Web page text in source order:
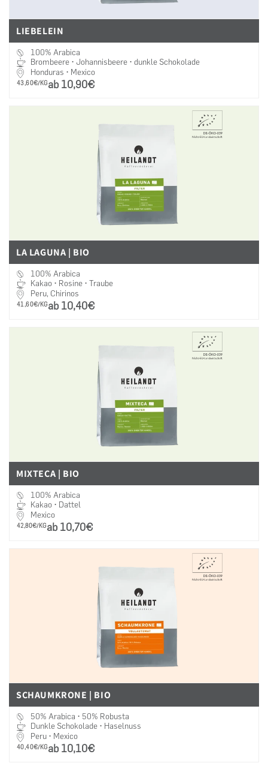
LIEBELEIN
100% Arabica
Brombeere • Johannisbeere • dunkle Schokolade
Honduras • Mexico
PRO
43,60€/KGab 10,90€
LA LAGUNA | BIO
100% Arabica
Kakao • Rosine • Traube
Peru, Chirinos
PRO
41,60€/KGab 10,40€
MIXTECA | BIO
100% Arabica
Kakao • Dattel
Mexico
PRO
42,80€/KGab 10,70€
SCHAUMKRONE | BIO
50% Arabica • 50% Robusta
Dunkle Schokolade • Haselnuss
Peru • Mexico
PRO
40,40€/KGab 10,10€